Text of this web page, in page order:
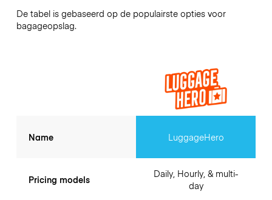
De tabel is gebaseerd op de populairste opties voor
bagageopslag.
Name
Pricing models
LuggageHero
Daily, Hourly, & multi-
day